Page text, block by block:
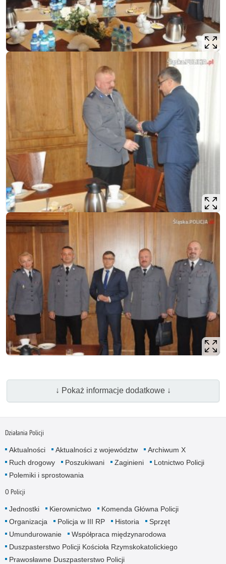
↓ Pokaż informacje dodatkowe ↓
Działania Policji
Aktualności Aktualności z województw
Archiwum X
Ruch drogowy
Poszukiwani Zaginieni
Lotnictwo Policji
Polemiki i sprostowania
O Policji
Jednostki Kierownictwo
Komenda Główna Policji
Organizacja
Policja w III RP Historia
Sprzęt
Umundurowanie
Współpraca międzynarodowa
Duszpasterstwo Policji Kościoła Rzymskokatolickiego
Prawosławne Duszpasterstwo Policji